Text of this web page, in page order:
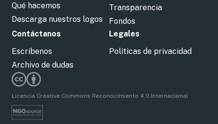
Qué hacemos
Descarga nuestros logos
Transparencia
Fondos
Contáctanos
Escríbenos
Archivo de dudas
Legales
Políticas de privacidad
Licencia Creative Commons Reconocimiento 4.0 Internacional